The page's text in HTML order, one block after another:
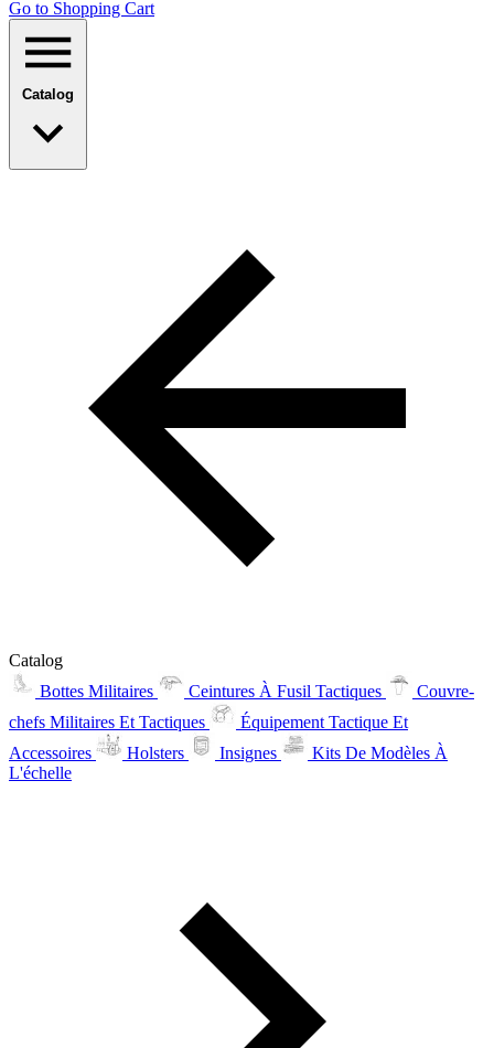
Go to Shopping Сart
Catalog
Catalog
Bottes Militaires
Ceintures À Fusil Tactiques
Couvre-
chefs Militaires Et Tactiques
Équipement Tactique Et
Accessoires
Holsters Insignes
Kits De Modèles À
L'échelle